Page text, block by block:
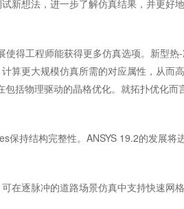
新想法，进一步了解仿真结果，并更好
得工程师能获得更多仿真选项。新型热
算更大规模仿真所需的对应属性，从而
括物理驱动的晶格优化。就拓扑优化而
保持结构完整性。ANSYS 19.2的发展将
在逐脉冲的道路场景仿真中支持快速网